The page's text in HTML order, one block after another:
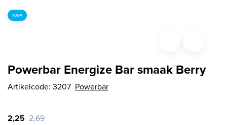
Sale
Powerbar Energize Bar smaak Berry
Artikelcode: 3207 Powerbar
2,25 2,69